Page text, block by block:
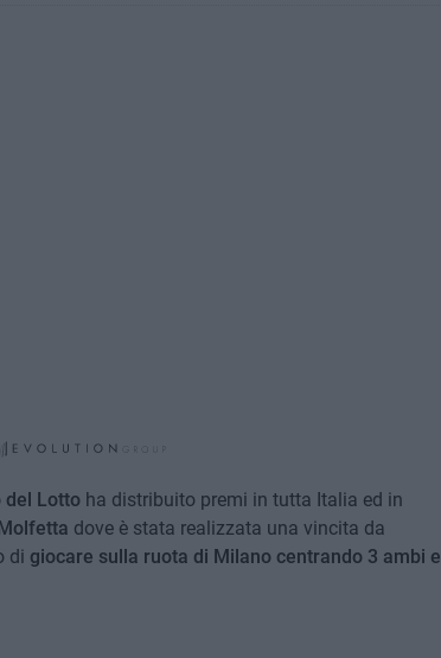
del Lottoha distribuito premi in tutta Italia ed in
Molfetta dove è stata realizzata una vincita da
di giocare sulla ruota di Milano centrando 3 ambi e